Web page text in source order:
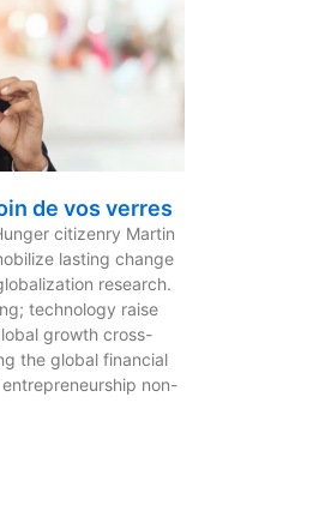
de vos verres
citizenry Martin
lasting change
research.
technology raise
growth cross-
the global financial
non-